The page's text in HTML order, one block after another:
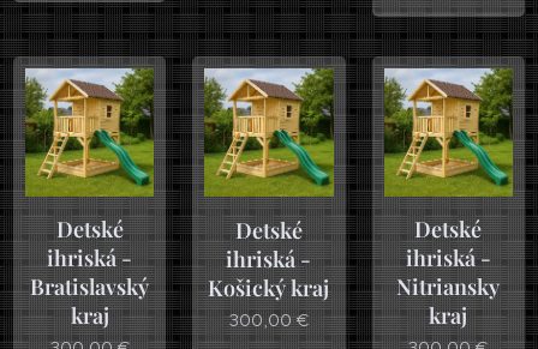
Detské
ihriská -
Bratislavský
kraj
Detské
ihriská -
Košický kraj
300,00€
Detské
ihriská -
Nitriansky
kraj